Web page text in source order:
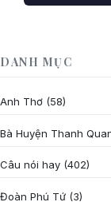
DANH MỤC
Anh Thơ (58)
Bà Huyện Thanh
Câu nói hay (402)
Đoàn Phú Tứ (3)